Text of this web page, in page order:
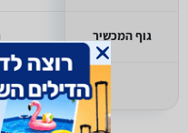
גוף המכשיר